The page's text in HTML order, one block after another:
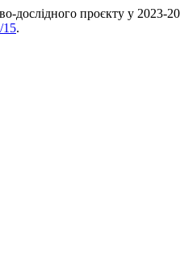
дослідного проєкту у 2023-
15.